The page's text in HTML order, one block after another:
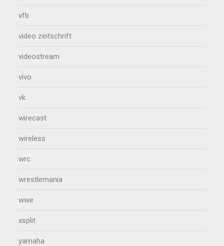
vfb
video zeitschrift
videostream
vivo
vk
wirecast
wireless
wrc
wrestlemania
wwe
xsplit
yamaha